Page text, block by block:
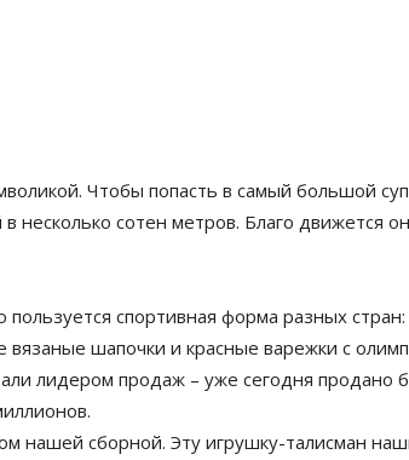
Чтобы попасть в самый большой
сотен метров. Благо движется
спортивная форма разных стран:
шапочки и красные варежки с
лидером продаж – уже сегодня продано
нашей сборной. Эту игрушку-талисман